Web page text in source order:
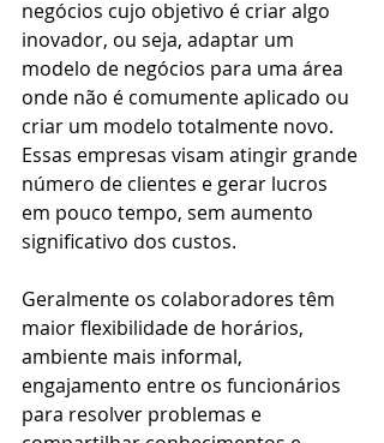
negócios cujo objetivo é criar algo
inovador, ou seja, adaptar um
modelo de negócios para uma área
onde não é comumente aplicado ou
criar um modelo totalmente novo.
Essas empresas visam atingir grande
número de clientes e gerar lucros
em pouco tempo, sem aumento
significativo dos custos.
Geralmente os colaboradores têm
maior flexibilidade de horários,
ambiente mais informal,
engajamento entre os funcionários
para resolver problemas e